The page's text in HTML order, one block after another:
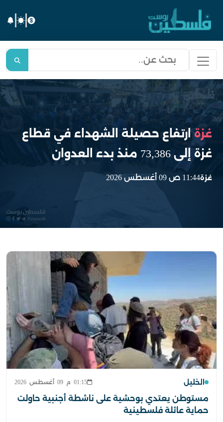
غزة ارتفاع حصيلة الشهداء في قطاع
غزة إلى 73,386 منذ بدء العدوان
غزة11:44 ص 09 أغسطس 2026
الخليل 01:15 م 09 أغسطس 2026
مستوطن يعتدي بوحشية على ناشطة أجنبية حاولت
حماية عائلة فلسطينية